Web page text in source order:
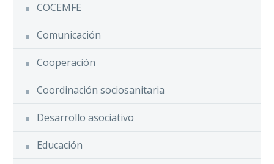
COCEMFE
Comunicación
Cooperación
Coordinación sociosanitaria
Desarrollo asociativo
Educación